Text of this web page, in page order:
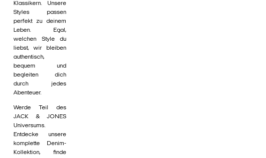
Klassikern. Unsere
Styles passen
perfekt zu deinem
Leben. Egal,
welchen Style du
liebst, wir bleiben
authentisch,
bequem und
begleiten dich
durch jedes
Abenteuer.
Werde Teil des
JACK & JONES
Universums.
Entdecke unsere
komplette Denim-
Kollektion, finde